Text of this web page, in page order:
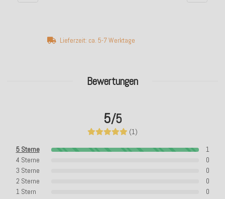
Bewertungen
5/5
(1)
5 Sterne
1
4 Sterne
0
3 Sterne
0
2 Sterne
0
1 Stern
0
Lieferzeit: ca. 5-7 Werktage